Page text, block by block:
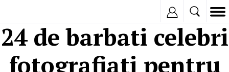
24 de barbati celebri
fotografiati pentru